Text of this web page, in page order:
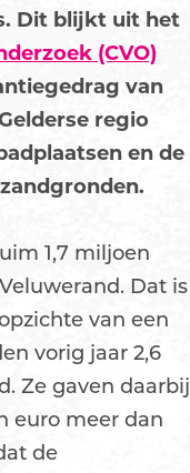
Dit blijkt uit het
(CVO)
van
regio
en de
1,7 miljoen
Dat is
van een
vorig jaar 2,6
Ze gaven daarbij
euro meer dan
de